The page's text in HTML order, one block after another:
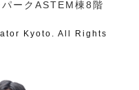
ークASTEM棟8階
Kyoto. All Rights